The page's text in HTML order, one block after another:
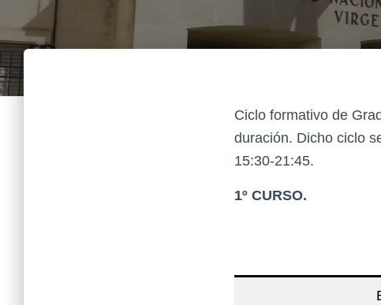
Ciclo formativo de
duración. Dicho ciclo
15:30-21:45.
1º CURSO.